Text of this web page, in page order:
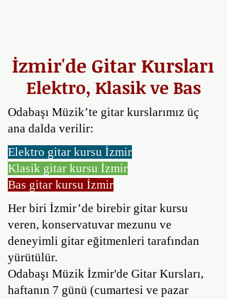
İzmir'de Gitar Kursları
Elektro, Klasik ve Bas
Odabaşı Müzik’te gitar kurslarımız üç
ana dalda verilir:
Elektro gitar kursu İzmir
Klasik gitar kursu İzmir
Bas gitar kursu İzmir
Her biri İzmir’de birebir gitar kursu
veren, konservatuvar mezunu ve
deneyimli gitar eğitmenleri tarafından
yürütülür.
Odabaşı Müzik İzmir'de Gitar Kursları,
haftanın 7 günü (cumartesi ve pazar